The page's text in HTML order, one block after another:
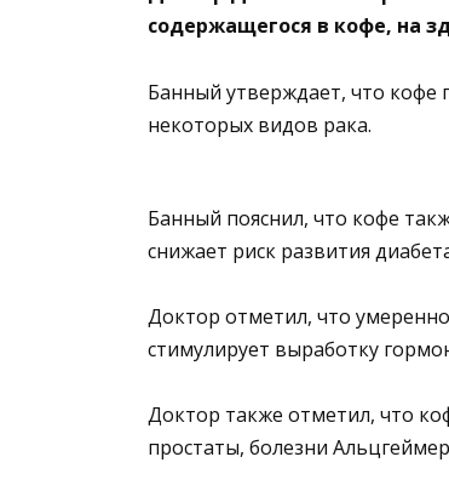
содержащегося в кофе, на
Банный утверждает, что кофе
некоторых видов рака.
Банный пояснил, что кофе
снижает риск развития
Доктор отметил, что
стимулирует выработку
Доктор также отметил, что
простаты, болезни